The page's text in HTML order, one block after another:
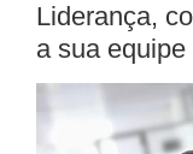
Liderança,
a sua equipe
Larger